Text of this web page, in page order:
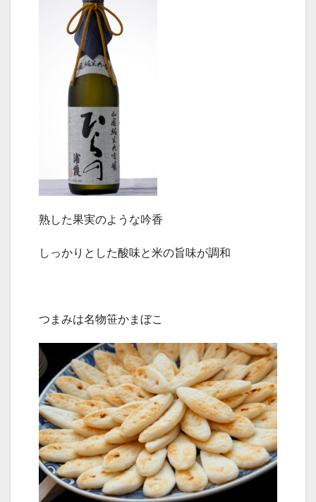
熟した果実のような吟香
しっかりとした酸味と米の旨味が調和
つまみは名物笹かまぼこ